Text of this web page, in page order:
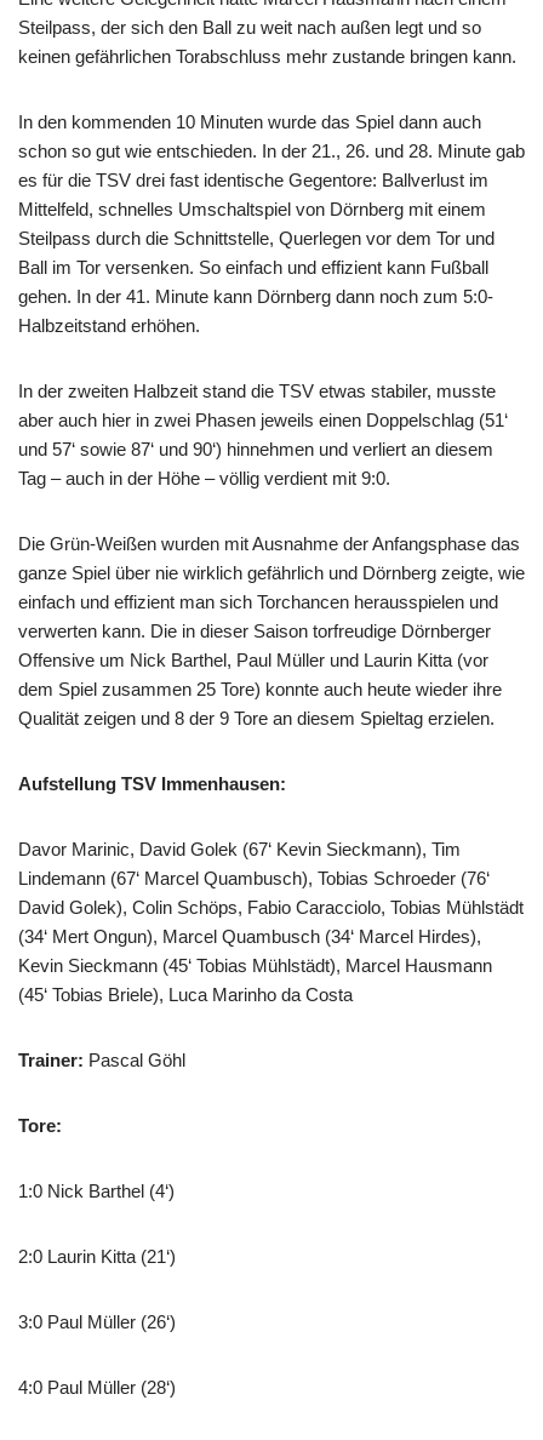
Steilpass, der sich den Ball zu weit nach außen legt und so
keinen gefährlichen Torabschluss mehr zustande bringen kann.
In den kommenden 10 Minuten wurde das Spiel dann auch
schon so gut wie entschieden. In der 21., 26. und 28. Minute gab
es für die TSV drei fast identische Gegentore: Ballverlust im
Mittelfeld, schnelles Umschaltspiel von Dörnberg mit einem
Steilpass durch die Schnittstelle, Querlegen vor dem Tor und
Ball im Tor versenken. So einfach und effizient kann Fußball
gehen. In der 41. Minute kann Dörnberg dann noch zum 5:0-
Halbzeitstand erhöhen.
In der zweiten Halbzeit stand die TSV etwas stabiler, musste
aber auch hier in zwei Phasen jeweils einen Doppelschlag (51‘
und 57‘ sowie 87‘ und 90‘) hinnehmen und verliert an diesem
Tag – auch in der Höhe – völlig verdient mit 9:0.
Die Grün-Weißen wurden mit Ausnahme der Anfangsphase das
ganze Spiel über nie wirklich gefährlich und Dörnberg zeigte, wie
einfach und effizient man sich Torchancen herausspielen und
verwerten kann. Die in dieser Saison torfreudige Dörnberger
Offensive um Nick Barthel, Paul Müller und Laurin Kitta (vor
dem Spiel zusammen 25 Tore) konnte auch heute wieder ihre
Qualität zeigen und 8 der 9 Tore an diesem Spieltag erzielen.
Aufstellung TSV Immenhausen:
Davor Marinic, David Golek (67‘ Kevin Sieckmann), Tim
Lindemann (67‘ Marcel Quambusch), Tobias Schroeder (76‘
David Golek), Colin Schöps, Fabio Caracciolo, Tobias Mühlstädt
(34‘ Mert Ongun), Marcel Quambusch (34‘ Marcel Hirdes),
Kevin Sieckmann (45‘ Tobias Mühlstädt), Marcel Hausmann
(45‘ Tobias Briele), Luca Marinho da Costa
Trainer: Pascal Göhl
Tore:
1:0 Nick Barthel (4‘)
2:0 Laurin Kitta (21‘)
3:0 Paul Müller (26‘)
4:0 Paul Müller (28‘)